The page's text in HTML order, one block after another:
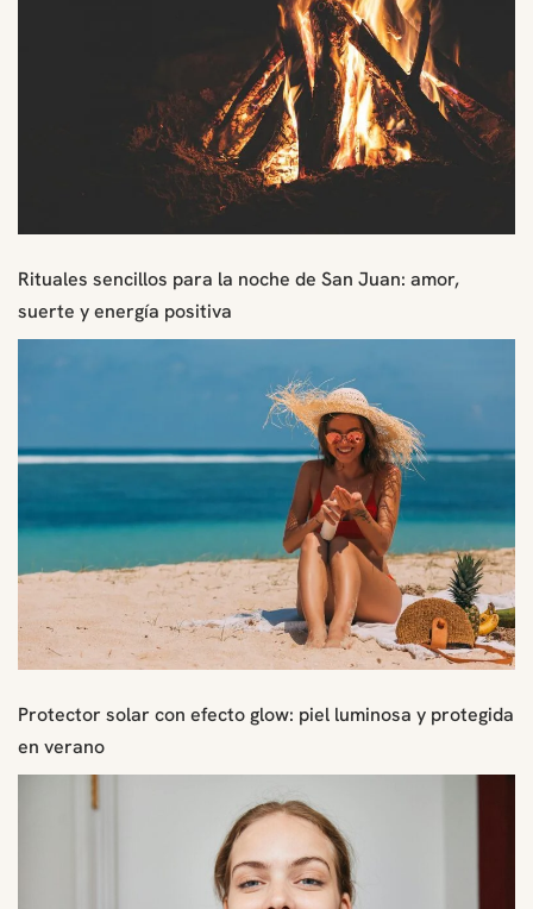
Rituales sencillos para la noche de San Juan: amor,
suerte y energía positiva
Protector solar con efecto glow: piel luminosa y protegida
en verano